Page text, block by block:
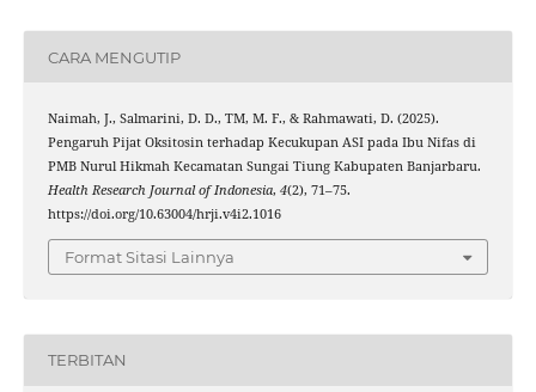
CARA MENGUTIP
Naimah, J., Salmarini, D. D., TM, M. F., & Rahmawati, D. (2025).
Pengaruh Pijat Oksitosin terhadap Kecukupan ASI pada Ibu Nifas di
PMB Nurul Hikmah Kecamatan Sungai Tiung Kabupaten Banjarbaru.
Health Research Journal of Indonesia, 4(2), 71–75.
https://doi.org/10.63004/hrji.v4i2.1016
Format Sitasi Lainnya
TERBITAN